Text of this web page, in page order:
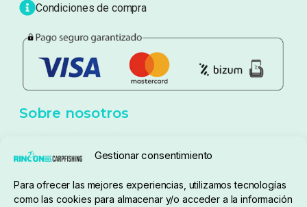
Gestionar consentimiento
Para ofrecer las mejores experiencias, utilizamos tecnologías
como las cookies para almacenar y/o acceder a la información
Condiciones de compra
Sobre nosotros
pedidos@elrincondelcarpfishing.com